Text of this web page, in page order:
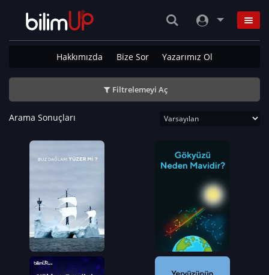
Hakkımızda Bize Sor Yazarımız Ol
Filtrelemeyi Aç
Arama Sonuçları